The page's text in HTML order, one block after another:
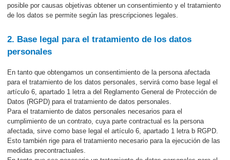
posible por causas objetivas obtener un consentimiento y el tratamiento
de los datos se permite según las prescripciones legales.
2. Base legal para el tratamiento de los datos
personales
En tanto que obtengamos un consentimiento de la persona afectada
para el tratamiento de los datos personales, servirá como base legal el
artículo 6, apartado 1 letra a del Reglamento General de Protección de
Datos (RGPD) para el tratamiento de datos personales.
Para el tratamiento de datos personales necesarios para el
cumplimiento de un contrato, cuya parte contractual es la persona
afectada, sirve como base legal el artículo 6, apartado 1 letra b RGPD.
Esto también rige para el tratamiento necesario para la ejecución de las
medidas precontractuales.